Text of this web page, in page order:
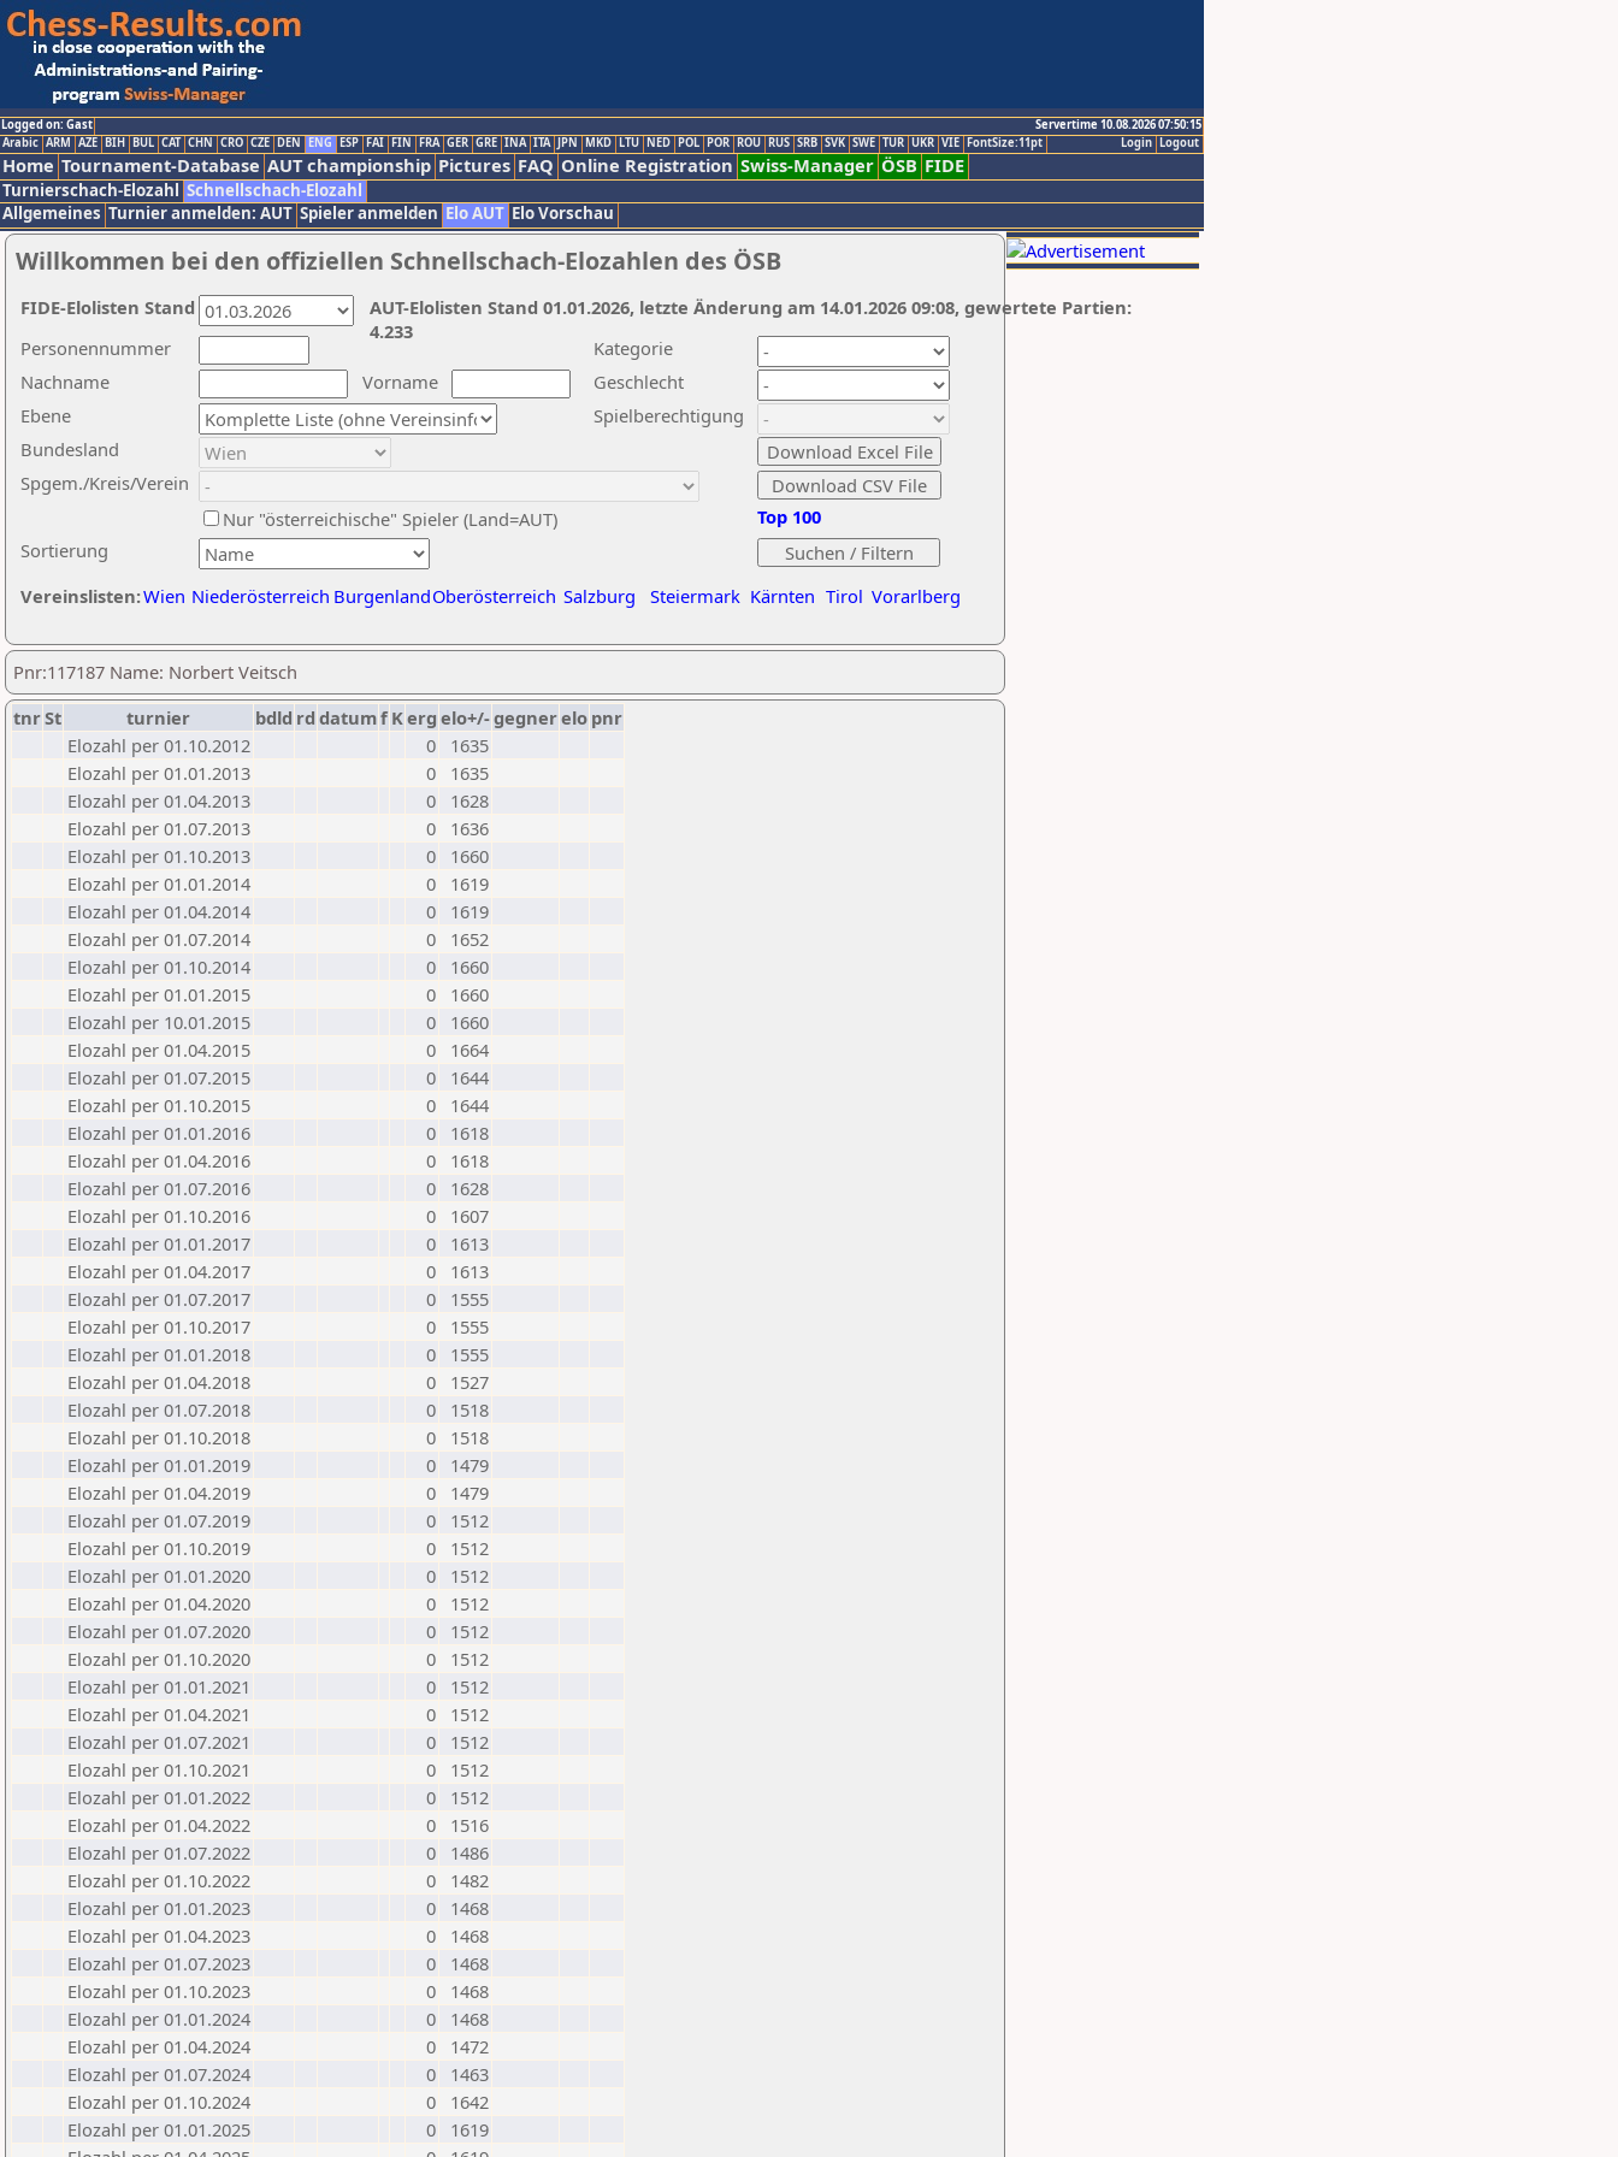
Logged on: Gast
Servertime 10.08.2026 07:50:15
Logout
Login
Arabic ARM AZE BIH BUL CAT CHN CRO CZE DEN ENG ESP FAI FIN FRA GER GRE INA ITA JPN MKD LTU NED POL POR ROU RUS SRB SVK SWE TUR UKR VIE FontSize:11pt
Home Tournament-Database AUT championship Pictures FAQ Online Registration Swiss-Manager ÖSB FIDE
Turnierschach-Elozahl Schnellschach-Elozahl
Allgemeines Turnier anmelden: AUT Spieler anmelden Elo AUT Elo Vorschau
Willkommen bei den offiziellen Schnellschach-Elozahlen des ÖSB
Nachname
Vorname
Ebene
Kategorie
Sortierung
Personennummer
Bundesland
Spgem./Kreis/Verein
Geschlecht
Nur "österreichische" Spieler (Land=AUT)
Spielberechtigung
Vereinslisten:Wien Niederösterreich BurgenlandOberösterreich Salzburg Steiermark Kärnten Tirol Vorarlberg
Top 100
AUT-Elolisten Stand 01.01.2026, letzte Änderung am 14.01.2026 09:08, gewertete Partien:
4.233
FIDE-Elolisten Stand
Pnr:117187 Name: Norbert Veitsch
tnrSt turnier bdld rd datumf Kerg elo+/-gegnerelo pnr
Elozahl per 01.10.2012
0
1635
Elozahl per 01.01.2013
0
1635
Elozahl per 01.04.2013
0
1628
Elozahl per 01.07.2013
0
1636
Elozahl per 01.10.2013
0
1660
Elozahl per 01.01.2014
0
1619
Elozahl per 01.04.2014
0
1619
Elozahl per 01.07.2014
0
1652
Elozahl per 01.10.2014
0
1660
Elozahl per 01.01.2015
0
1660
Elozahl per 10.01.2015
0
1660
Elozahl per 01.04.2015
0
1664
Elozahl per 01.07.2015
0
1644
Elozahl per 01.10.2015
0
1644
Elozahl per 01.01.2016
0
1618
Elozahl per 01.04.2016
0
1618
Elozahl per 01.07.2016
0
1628
Elozahl per 01.10.2016
0
1607
Elozahl per 01.01.2017
0
1613
Elozahl per 01.04.2017
0
1613
Elozahl per 01.07.2017
0
1555
Elozahl per 01.10.2017
0
1555
Elozahl per 01.01.2018
0
1555
Elozahl per 01.04.2018
0
1527
Elozahl per 01.07.2018
0
1518
Elozahl per 01.10.2018
0
1518
Elozahl per 01.01.2019
0
1479
Elozahl per 01.04.2019
0
1479
Elozahl per 01.07.2019
0
1512
Elozahl per 01.10.2019
0
1512
Elozahl per 01.01.2020
0
1512
Elozahl per 01.04.2020
0
1512
Elozahl per 01.07.2020
0
1512
Elozahl per 01.10.2020
0
1512
Elozahl per 01.01.2021
0
1512
Elozahl per 01.04.2021
0
1512
Elozahl per 01.07.2021
0
1512
Elozahl per 01.10.2021
0
1512
Elozahl per 01.01.2022
0
1512
Elozahl per 01.04.2022
0
1516
Elozahl per 01.07.2022
0
1486
Elozahl per 01.10.2022
0
1482
Elozahl per 01.01.2023
0
1468
Elozahl per 01.04.2023
0
1468
Elozahl per 01.07.2023
0
1468
Elozahl per 01.10.2023
0
1468
Elozahl per 01.01.2024
0
1468
Elozahl per 01.04.2024
0
1472
Elozahl per 01.07.2024
0
1463
Elozahl per 01.10.2024
0
1642
Elozahl per 01.01.2025
0
1619